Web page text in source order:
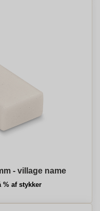
- village name
% af stykker